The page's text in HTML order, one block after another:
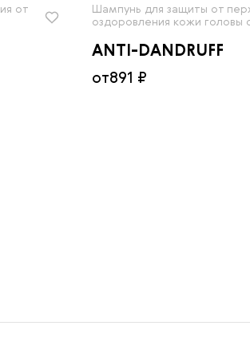
Сначала дешевле
Сначала дороже
от
Шампунь для защиты от
оздоровления кожи головы
ANTI-DANDRUFF
от891 ₽